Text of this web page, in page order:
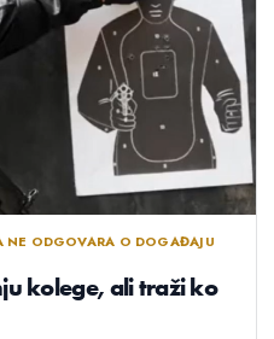
NE ODGOVARA O DOGAĐAJU
kolege, ali traži ko